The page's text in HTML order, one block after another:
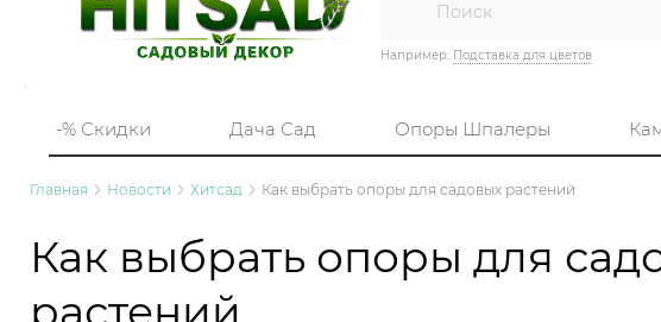
Например: Подставка для цветов
-% Скидки Дача Сад Опоры Шпалеры
Главная Новости Хитсад Как выбрать опоры для садовых растений
Как выбрать опоры для
растений